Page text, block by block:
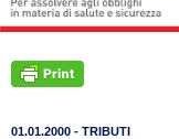
01.01.2000 - TRIBUTI